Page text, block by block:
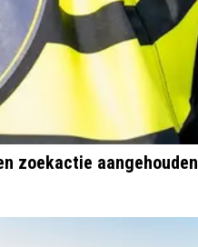
zoekactie aangehouden